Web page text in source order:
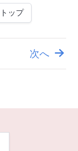
トップ
次へ